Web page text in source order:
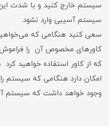
سیستم خارج کنید و با شدت این
سیستم آسیبی وارد نشود.
سعی کنید هنگامی‌ که
کاور‌های مخصوص آن را
که از کاور استفاده خواهید
امکان دارد هنگامی‌ که سیستم
وجود خواهد داشت که سیستم